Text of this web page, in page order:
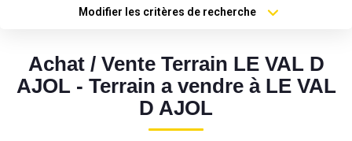
CONTACT
Modifier les critères de recherche
Type de bien
Surface min
Achat / Vente Terrain LE VAL D
AJOL - Terrain a vendre à LE VAL
D AJOL